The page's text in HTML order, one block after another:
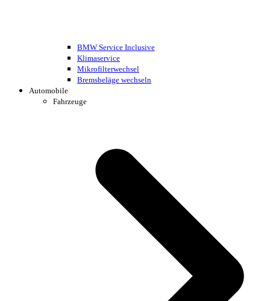
BMW Service Inclusive
Klimaservice
Mikrofilterwechsel
Bremsbeläge wechseln
Automobile
Fahrzeuge